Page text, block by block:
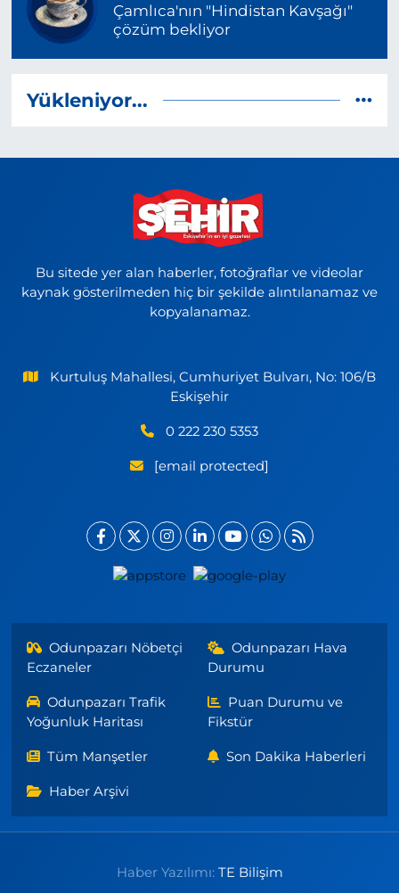
Çamlıca'nın "Hindistan Kavşağı"
çözüm bekliyor
Yükleniyor...
Bu sitede yer alan haberler, fotoğraflar ve videolar
kaynak gösterilmeden hiç bir şekilde alıntılanamaz ve
kopyalanamaz.
Kurtuluş Mahallesi, Cumhuriyet Bulvarı, No: 106/B
Eskişehir
0 222 230 5353
[email protected]
Odunpazarı Nöbetçi
Eczaneler
Odunpazarı Hava
Durumu
Odunpazarı Trafik
Yoğunluk Haritası
Puan Durumu ve
Fikstür
Tüm Manşetler Son Dakika Haberleri
Haber Arşivi
Haber Yazılımı: TE Bilişim